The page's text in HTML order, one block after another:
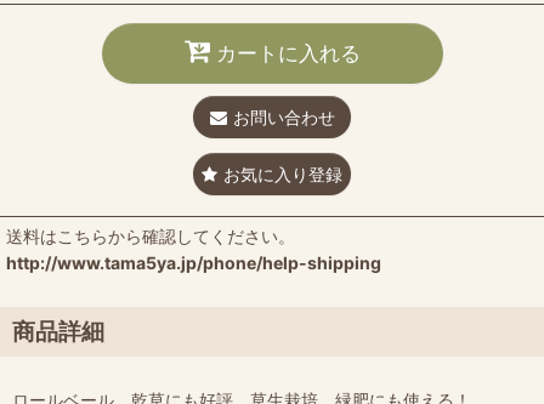
カートに入れる
お問い合わせ
お気に入り登録
送料はこちらから確認してください。
http://www.tama5ya.jp/phone/help-shipping
商品詳細
ロールベール、乾草にも好評、草生栽培、緑肥にも使える！